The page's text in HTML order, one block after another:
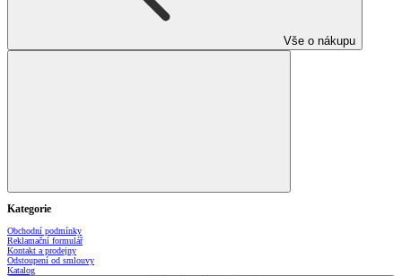
Vše o nákupu
Kategorie
Obchodní podmínky
Reklamační formulář
Kontakt a prodejny
Odstoupení od smlouvy
Katalog